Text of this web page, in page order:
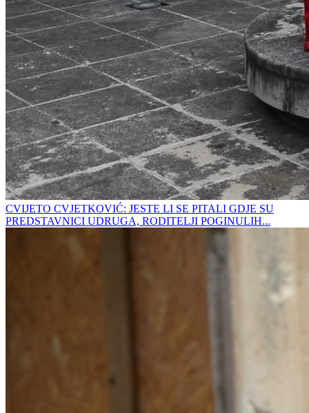
CVIJETO CVJETKOVIĆ: JESTE LI SE PITALI GDJE SU
PREDSTAVNICI UDRUGA, RODITELJI POGINULIH...